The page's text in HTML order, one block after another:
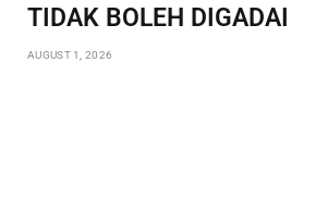
TIDAK BOLEH DIGADAI
AUGUST 1, 2026